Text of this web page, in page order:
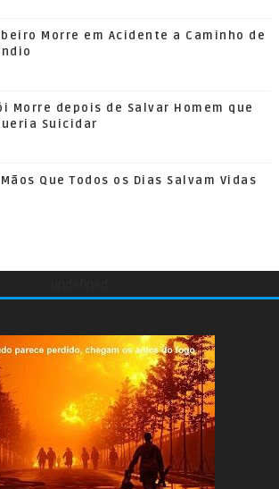
Morre em Acidente a Caminho de
Morre depois de Salvar Homem que
Suicidar
Mãos Que Todos os Dias Salvam Vidas